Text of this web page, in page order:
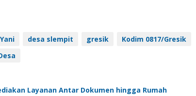
desa slempit gresik
Kodim 0817/Gresik
Layanan Antar Dokumen hingga Rumah